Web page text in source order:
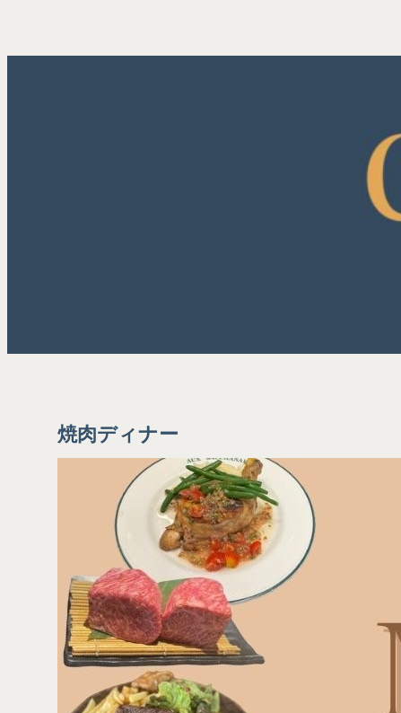
容
焼肉ディナー